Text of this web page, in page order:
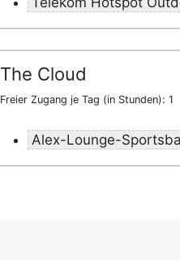
The Cloud
Freier Zugang je Tag (in Stunden): 1
Alex-Lounge-